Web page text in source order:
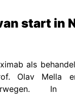
start in
als
Olav Mella